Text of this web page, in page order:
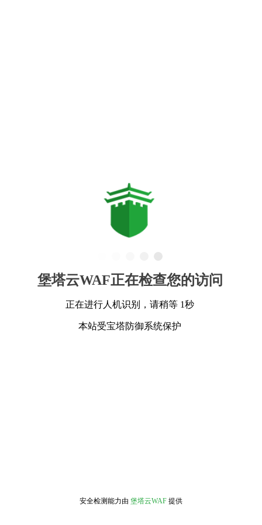
堡塔云WAF正在检查您的访问
正在进行人机识别，请稍等 1秒
本站受宝塔防御系统保护
安全检测能力由 堡塔云WAF 提供